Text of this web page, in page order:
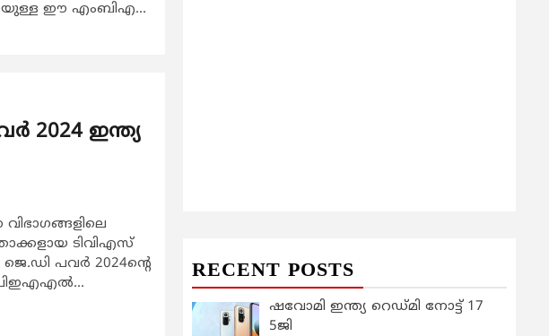
ഈ എംബിഎ...
2024 ഇന്ത്യ
ടിവിഎസ്
പവര്‍ 2024ന്‍റെ
RECENT POSTS
ഷവോമി ഇന്ത്യ റെഡ്മി നോട്ട് 17
5ജി